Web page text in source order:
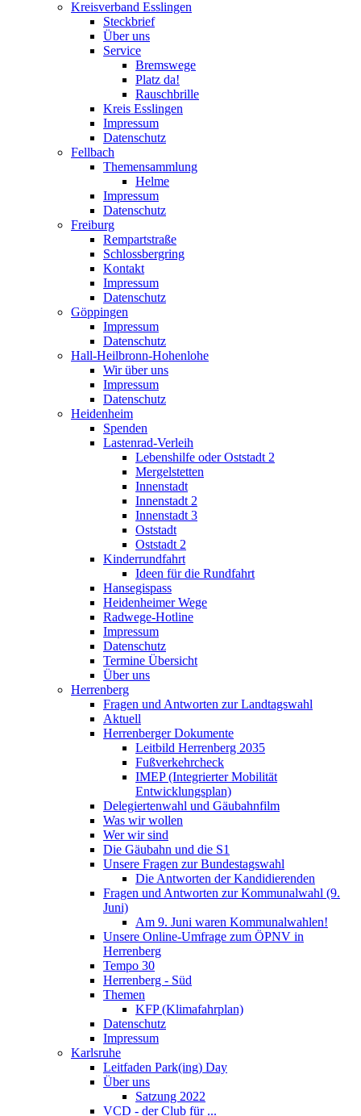
Kreisverband Esslingen
Steckbrief
Über uns
Service
Bremswege
Platz da!
Rauschbrille
Kreis Esslingen
Impressum
Datenschutz
Fellbach
Themensammlung
Helme
Impressum
Datenschutz
Freiburg
Rempartstraße
Schlossbergring
Kontakt
Impressum
Datenschutz
Göppingen
Impressum
Datenschutz
Hall-Heilbronn-Hohenlohe
Wir über uns
Impressum
Datenschutz
Heidenheim
Spenden
Lastenrad-Verleih
Lebenshilfe oder Oststadt 2
Mergelstetten
Innenstadt
Innenstadt 2
Innenstadt 3
Oststadt
Oststadt 2
Kinderrundfahrt
Ideen für die Rundfahrt
Hansegispass
Heidenheimer Wege
Radwege-Hotline
Impressum
Datenschutz
Termine Übersicht
Über uns
Herrenberg
Fragen und Antworten zur Landtagswahl
Aktuell
Herrenberger Dokumente
Leitbild Herrenberg 2035
Fußverkehrcheck
IMEP (Integrierter Mobilität
Entwicklungsplan)
Delegiertenwahl und Gäubahnfilm
Was wir wollen
Wer wir sind
Die Gäubahn und die S1
Unsere Fragen zur Bundestagswahl
Die Antworten der Kandidierenden
Fragen und Antworten zur Kommunalwahl (9.
Juni)
Am 9. Juni waren Kommunalwahlen!
Unsere Online-Umfrage zum ÖPNV in
Herrenberg
Tempo 30
Herrenberg - Süd
Themen
KFP (Klimafahrplan)
Datenschutz
Impressum
Karlsruhe
Leitfaden Park(ing) Day
Über uns
Satzung 2022
VCD - der Club für ...